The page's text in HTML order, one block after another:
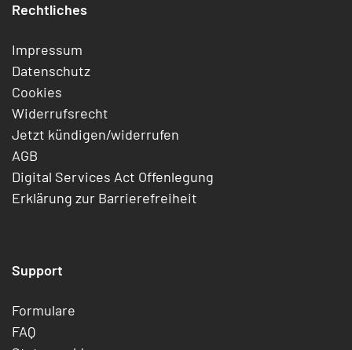
Rechtliches
Impressum
Datenschutz
Cookies
Widerrufsrecht
Jetzt kündigen/widerrufen
AGB
Digital Services Act Offenlegung
Erklärung zur Barrierefreiheit
Support
Formulare
FAQ